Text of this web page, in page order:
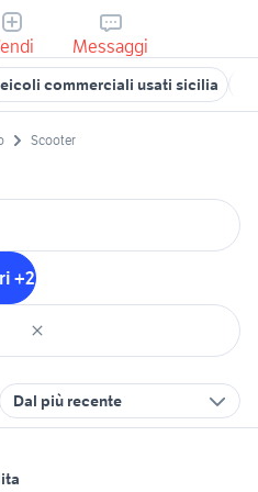
Messaggi
commerciali usati sicilia
Scooter
+2
Dal più recente